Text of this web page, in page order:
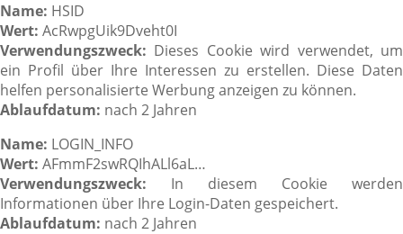
Name: HSID
Wert: AcRwpgUik9Dveht0I
Verwendungszweck: Dieses Cookie wird verwendet, um
ein Profil über Ihre Interessen zu erstellen. Diese Daten
helfen personalisierte Werbung anzeigen zu können.
Ablaufdatum: nach 2 Jahren
Name: LOGIN_INFO
Wert: AFmmF2swRQIhALl6aL…
Verwendungszweck: In diesem Cookie werden
Informationen über Ihre Login-Daten gespeichert.
Ablaufdatum: nach 2 Jahren